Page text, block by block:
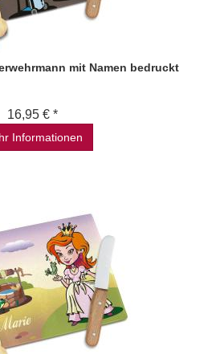
mit Namen bedruckt
16,95 € *
Informationen